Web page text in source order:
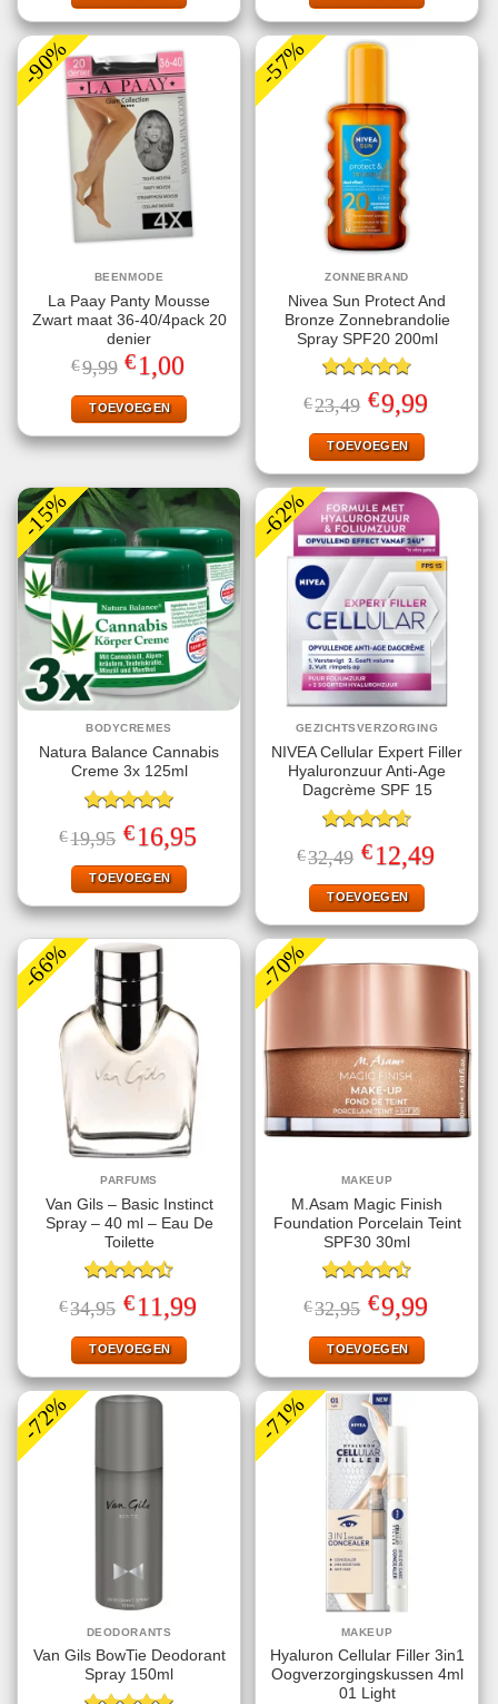
-90%
BEENMODE
La Paay Panty Mousse
Zwart maat 36-40/4pack 20
denier
€9,99 Oorspronkelijke
prijs
was:
€9,99.
€1,00
is:
€1,00.
TOEVOEGEN
-57%
ZONNEBRAND
Nivea Sun Protect And
Bronze Zonnebrandolie
Spray SPF20 200ml
Gewaardeerd
4.78uit 5
€23,49 Oorspronkelijke
prijs
was:
€23,49.
€9,99Huidige
prijs
TOEVOEGEN
-15%
BODYCREMES
Natura Balance Cannabis
Creme 3x 125ml
Gewaardeerd
5.00uit 5
€19,95 Oorspronkelijke
prijs
was:
€19,95.
€16,95prijs
TOEVOEGEN
-62%
GEZICHTSVERZORGING
NIVEA Cellular Expert Filler
Hyaluronzuur Anti-Age
Dagcrème SPF 15
Gewaardeerd
4.60uit 5
€32,49 Oorspronkelijke
prijs
was:
€32,49.
€12,49Huidige
prijs
TOEVOEGEN
-66%
PARFUMS
Van Gils – Basic Instinct
Spray – 40 ml – Eau De
Toilette
Gewaardeerd
4.50uit 5
€34,95 Oorspronkelijke
prijs
was:
€34,95.
€11,99Huidige
prijs
TOEVOEGEN
-70%
MAKEUP
M.Asam Magic Finish
Foundation Porcelain Teint
SPF30 30ml
Gewaardeerd
4.50uit 5
€32,95 Oorspronkelijke
prijs
was:
€32,95.
€9,99Huidige
prijs
TOEVOEGEN
-72%
DEODORANTS
Van Gils BowTie Deodorant
Spray 150ml
-71%
MAKEUP
Hyaluron Cellular Filler 3in1
Oogverzorgingskussen 4ml
01 Light